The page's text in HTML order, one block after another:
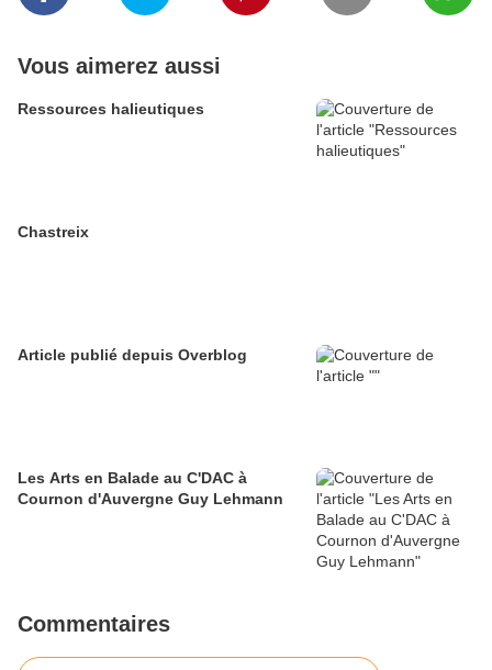
Vous aimerez aussi
Ressources halieutiques
Chastreix
Article publié depuis Overblog
Les Arts en Balade au C'DAC à
Cournon d'Auvergne Guy Lehmann
Commentaires